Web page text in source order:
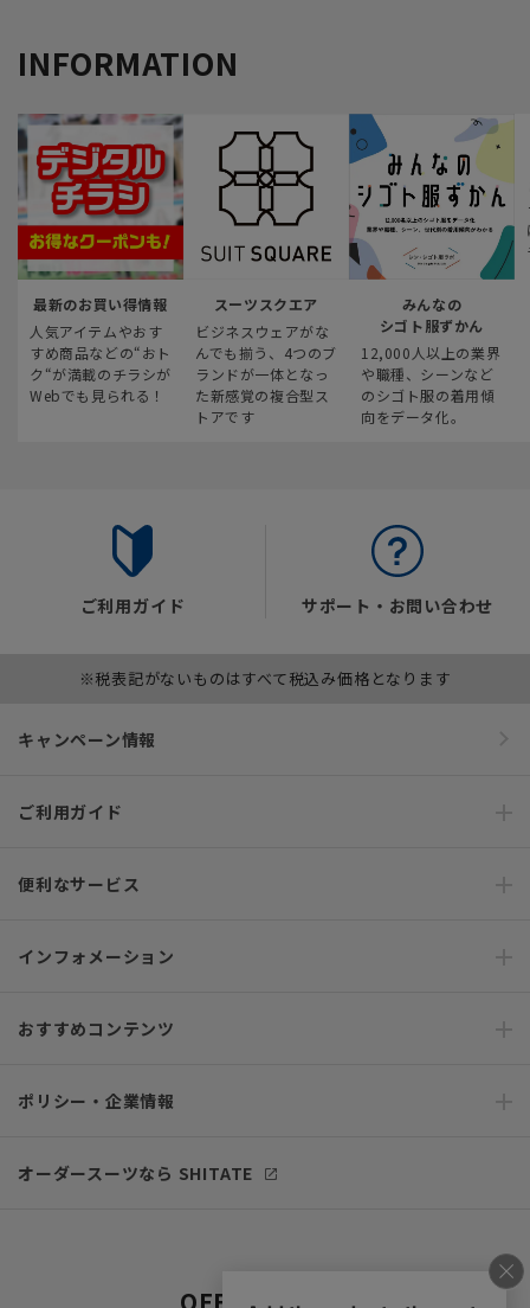
INFORMATION
最新のお買い得情報
人気アイテムやおす
すめ商品などの“おト
ク“が満載のチラシが
Webでも見られる！
スーツスクエア
ビジネスウェアがな
んでも揃う、4つのブ
ランドが一体となっ
た新感覚の複合型ス
トアです
みんなの
シゴト服ずかん
12,000人以上の業界
や職種、シーンなど
のシゴト服の着用傾
向をデータ化。
ご利用ガイド サポート・お問い合わせ
※税表記がないものはすべて税込み価格となります
キャンペーン情報
ご利用ガイド
便利なサービス
インフォメーション
おすすめコンテンツ
ポリシー・企業情報
オーダースーツなら SHITATE